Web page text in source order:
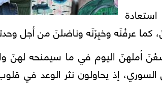
كما عرفْنَه وخبِرْنَه وناضلنَ من أجل
أملهنّ اليوم في ما سيمنحه لهنّ
إذ يحاولون نثر الوعد في قلوب